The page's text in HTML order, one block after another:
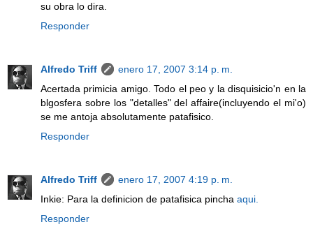
su obra lo dira.
Responder
Alfredo Triff
enero 17, 2007 3:14 p. m.
Acertada primicia amigo. Todo el peo y la disquisicio'n en la
blgosfera sobre los "detalles" del affaire(incluyendo el mi'o)
se me antoja absolutamente patafisico.
Responder
Alfredo Triff
enero 17, 2007 4:19 p. m.
Inkie: Para la definicion de patafisica pincha aqui.
Responder